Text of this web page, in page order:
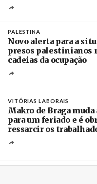
PALESTINA
Novo alerta para a
presos palestinianos
cadeias da ocupação
VITÓRIAS LABORAIS
Makro de Braga muda
para um feriado e é
ressarcir os